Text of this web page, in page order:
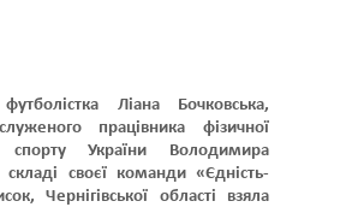
Ліана Бочковська,
працівника фізичної
спорту України Володимира
своєї команди «Єдність-
Чернігівської області взяла